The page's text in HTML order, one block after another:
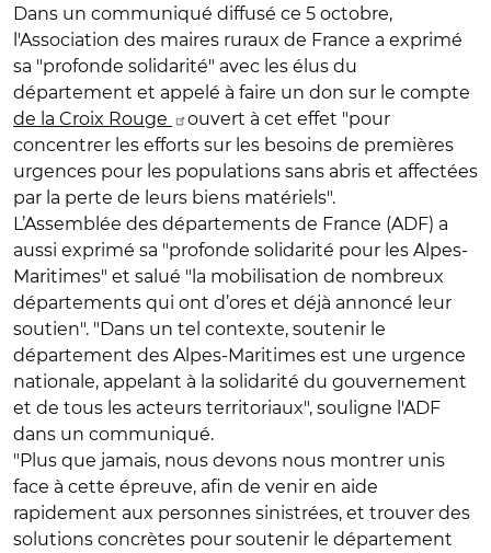
Dans un communiqué diffusé ce 5 octobre,
l'Association des maires ruraux de France a exprimé
sa "profonde solidarité" avec les élus du
département et appelé à faire un don sur le compte
de la Croix Rouge
ouvert à cet effet "pour
concentrer les efforts sur les besoins de premières
urgences pour les populations sans abris et affectées
par la perte de leurs biens matériels".
L’Assemblée des départements de France (ADF) a
aussi exprimé sa "profonde solidarité pour les Alpes-
Maritimes" et salué "la mobilisation de nombreux
départements qui ont d’ores et déjà annoncé leur
soutien". "Dans un tel contexte, soutenir le
département des Alpes-Maritimes est une urgence
nationale, appelant à la solidarité du gouvernement
et de tous les acteurs territoriaux", souligne l'ADF
dans un communiqué.
"Plus que jamais, nous devons nous montrer unis
face à cette épreuve, afin de venir en aide
rapidement aux personnes sinistrées, et trouver des
solutions concrètes pour soutenir le département